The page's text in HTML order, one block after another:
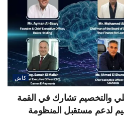
كاش
والتخصيم تشارك في القمة
لدعم مستقبل المنظومة